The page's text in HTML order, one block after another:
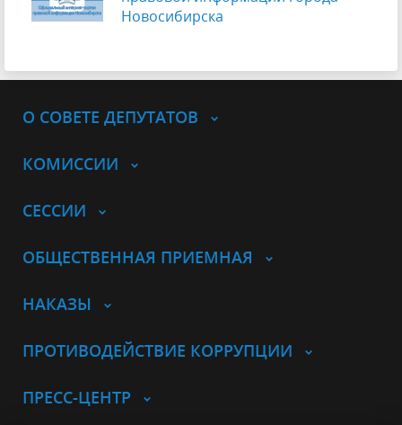
Новосибирска
О СОВЕТЕ ДЕПУТАТОВ
КОМИССИИ
СЕССИИ
ОБЩЕСТВЕННАЯ ПРИЕМНАЯ
НАКАЗЫ
ПРОТИВОДЕЙСТВИЕ КОРРУПЦИИ
ПРЕСС-ЦЕНТР